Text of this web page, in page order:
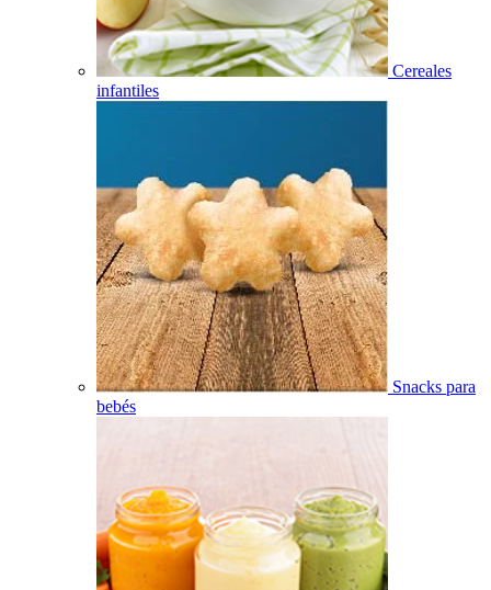
Cereales
infantiles
Snacks para
bebés